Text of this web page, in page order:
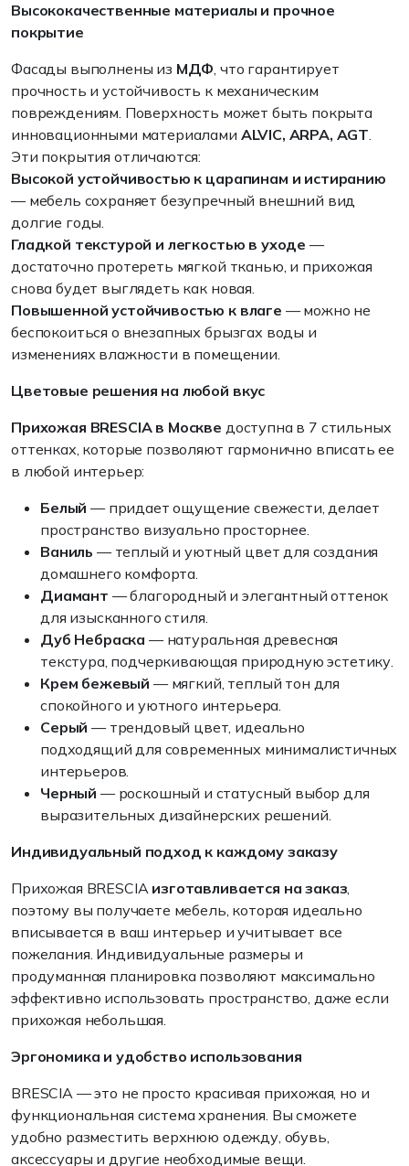
Высококачественные материалы и прочное
покрытие
Фасады выполнены из МДФ, что гарантирует
прочность и устойчивость к механическим
повреждениям. Поверхность может быть покрыта
инновационными материалами ALVIC, ARPA, AGT.
Эти покрытия отличаются:
Высокой устойчивостью к царапинам и истиранию
— мебель сохраняет безупречный внешний вид
долгие годы.
Гладкой текстурой и легкостью в уходе —
достаточно протереть мягкой тканью, и прихожая
снова будет выглядеть как новая.
Повышенной устойчивостью к влаге — можно не
беспокоиться о внезапных брызгах воды и
изменениях влажности в помещении.
Цветовые решения на любой вкус
Прихожая BRESCIA в Москве доступна в 7 стильных
оттенках, которые позволяют гармонично вписать ее
в любой интерьер:
Белый — придает ощущение свежести, делает
пространство визуально просторнее.
Ваниль — теплый и уютный цвет для создания
домашнего комфорта.
Диамант — благородный и элегантный оттенок
для изысканного стиля.
Дуб Небраска — натуральная древесная
текстура, подчеркивающая природную эстетику.
Крем бежевый — мягкий, теплый тон для
спокойного и уютного интерьера.
Серый — трендовый цвет, идеально
подходящий для современных минималистичных
интерьеров.
Черный — роскошный и статусный выбор для
выразительных дизайнерских решений.
Индивидуальный подход к каждому заказу
Прихожая BRESCIA изготавливается на заказ,
поэтому вы получаете мебель, которая идеально
вписывается в ваш интерьер и учитывает все
пожелания. Индивидуальные размеры и
продуманная планировка позволяют максимально
эффективно использовать пространство, даже если
прихожая небольшая.
Эргономика и удобство использования
BRESCIA — это не просто красивая прихожая, но и
функциональная система хранения. Вы сможете
удобно разместить верхнюю одежду, обувь,
аксессуары и другие необходимые вещи.